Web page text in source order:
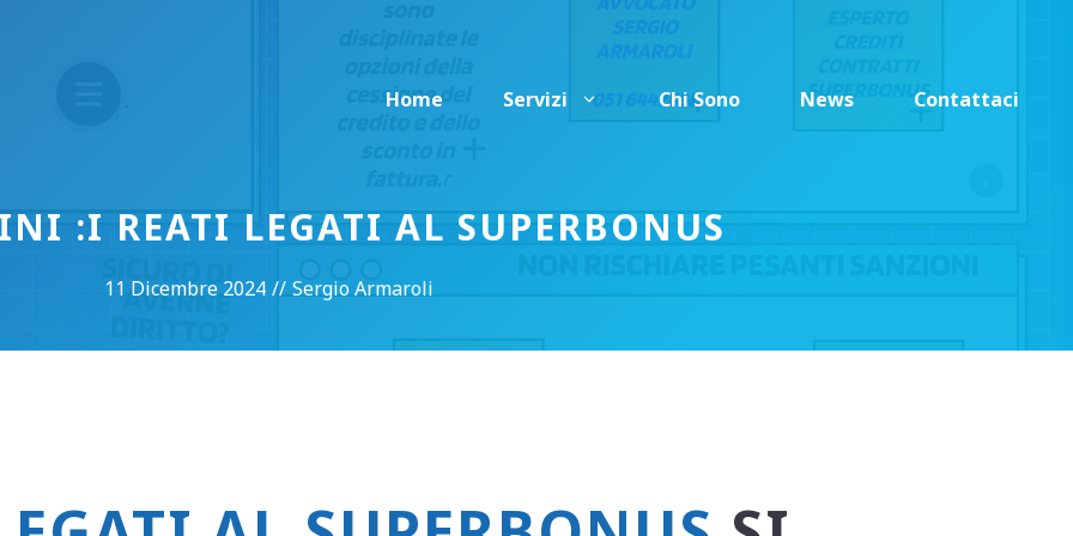
Home
Servizi Chi Sono News Contattaci
:I REATI LEGATI AL SUPERBONUS
11 Dicembre 2024 // Sergio Armaroli